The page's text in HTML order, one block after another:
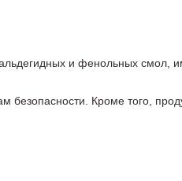
и фенольных смол,
безопасности. Кроме того,